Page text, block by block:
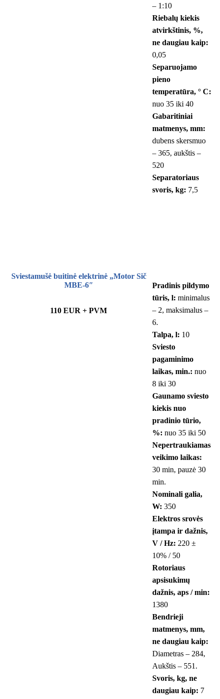
– 1:10
Riebalų kiekis
atvirkštinis, %,
ne daugiau kaip:
0,05
Separuojamo
pieno
temperatūra, ° С:
nuo 35 iki 40
Gabaritiniai
matmenys, mm:
dubens skersmuo
– 365, aukštis –
520
Separatoriaus
svoris, kg: 7,5
Sviestamušė buitinė elektrinė „Motor Sič
MBE-6″
110 EUR + PVM
Pradinis pildymo
tūris, l: minimalus
– 2, maksimalus –
6.
Talpa, l: 10
Sviesto
pagaminimo
laikas, min.: nuo
8 iki 30
Gaunamo sviesto
kiekis nuo
pradinio tūrio,
%: nuo 35 iki 50
Nepertraukiamas
veikimo laikas:
30 min, pauzė 30
min.
Nominali galia,
W: 350
Elektros srovės
įtampa ir dažnis,
V / Hz: 220 ±
10% / 50
Rotoriaus
apsisukimų
dažnis, aps / min:
1380
Bendrieji
matmenys, mm,
ne daugiau kaip:
Diametras – 284,
Aukštis – 551.
Svoris, kg, ne
daugiau kaip: 7